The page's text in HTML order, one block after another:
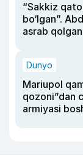
“Sakkiz
bo‘lgan”.
asrab
Dunyo
Mariupol
qozoni”dan
armiyasi